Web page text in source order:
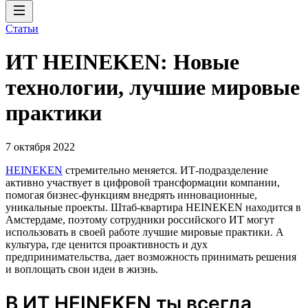
Статьи
ИТ HEINEKEN: Новые
технологии, лучшие мировые
практики
7 октября 2022
HEINEKEN стремительно меняется. ИТ-подразделение
активно участвует в цифровой трансформации компании,
помогая бизнес-функциям внедрять инновационные,
уникальные проекты. Штаб-квартира HEINEKEN находится в
Амстердаме, поэтому сотрудники российского ИТ могут
использовать в своей работе лучшие мировые практики. А
культура, где ценится проактивность и дух
предпринимательства, дает возможность принимать решения
и воплощать свои идеи в жизнь.
В ИТ HEINEKEN ты всегда